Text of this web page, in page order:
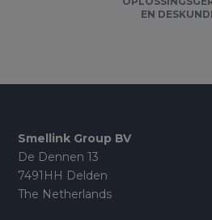
EN
Smellink Group BV
De Dennen 13
7491HH Delden
The Netherlands